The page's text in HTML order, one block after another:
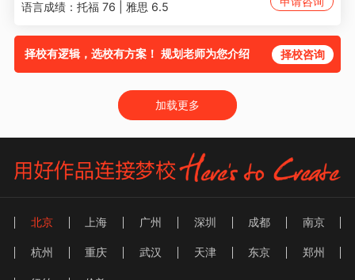
语言成绩： 托福 76 | 雅思 6.5
择校有逻辑，选校有方案！ 规划老师为您介绍 择校咨询
加载更多
北京 上海 广州 深圳 成都 南京
杭州 重庆 武汉 天津 东京 郑州